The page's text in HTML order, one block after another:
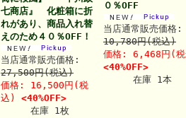
七商店』 化粧箱に折
れがあり、商品入れ替
えのため４０％OFF！
当店通常販売価格:
27,500円(税込)
価格: 16,500円(税
込) <40%OFF>
在庫 1枚
０％OFF
当店通常販売価格:
10,780円(税込)
価格: 6,468円(
<40%OFF>
在庫 1本